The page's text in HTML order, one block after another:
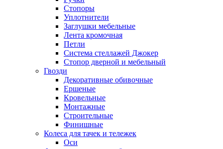
Стопоры
Уплотнители
Заглушки мебельные
Лента кромочная
Петли
Система стеллажей Джокер
Стопор дверной и мебельный
Гвозди
Декоративные обивочные
Ершеные
Кровельные
Монтажные
Строительные
Финишные
Колеса для тачек и тележек
Оси